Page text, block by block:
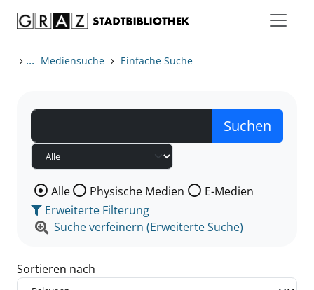
› ... Mediensuche › Einfache Suche
Wählen Sie die Medienart nach der Sie suchen wollen.
Alle Physische Medien
E-Medien
Erweiterte Filterung
Suche verfeinern (Erweiterte Suche)
Sortieren nach